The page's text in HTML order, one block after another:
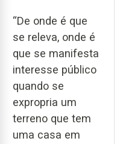
“De onde é que
se releva, onde é
que se manifesta
interesse público
quando se
expropria um
terreno que tem
uma casa em